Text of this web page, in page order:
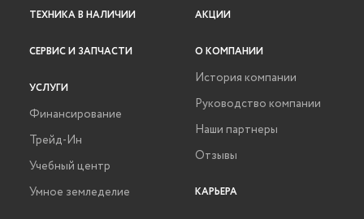
ТЕХНИКА В НАЛИЧИИ
СЕРВИС И ЗАПЧАСТИ
УСЛУГИ
Финансирование
Трейд-Ин
Учебный центр
Умное земледелие
АКЦИИ
О КОМПАНИИ
История компании
Руководство компании
Наши партнеры
Отзывы
КАРЬЕРА